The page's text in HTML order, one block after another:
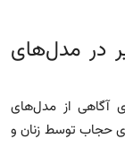
در مدل‌های
آگاهی از مدل‌های
حجاب توسط زنان و